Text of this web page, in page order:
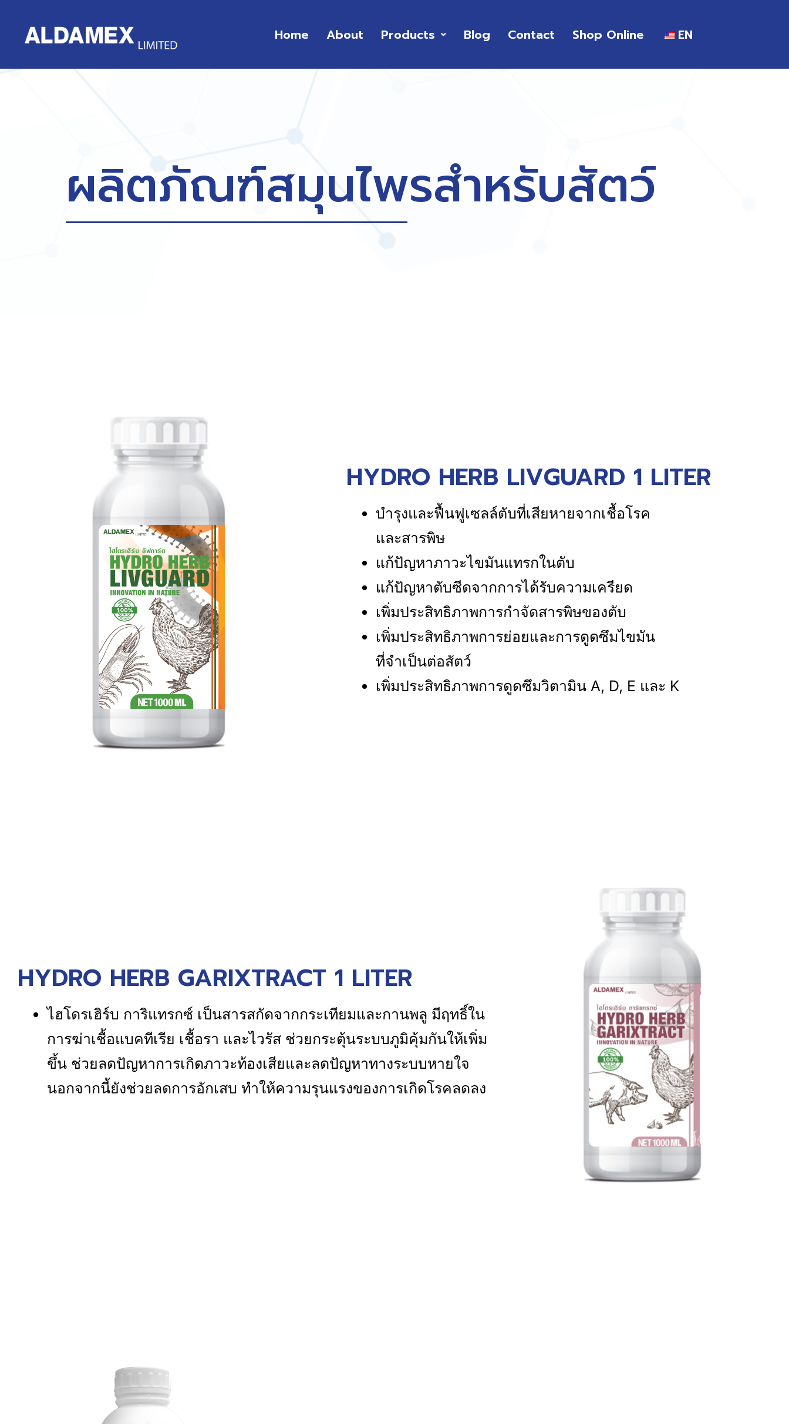
Home About Products Blog Contact Shop Online EN
ผลิตภัณฑ์สมุนไพรสำหรับสัตว์
HYDRO HERB LIVGUARD 1 LITER
บำรุงและฟื้นฟูเซลล์ตับที่เสียหายจากเชื้อโรค
และสารพิษ
แก้ปัญหาภาวะไขมันแทรกในตับ
แก้ปัญหาตับซีดจากการได้รับความเครียด
เพิ่มประสิทธิภาพการกำจัดสารพิษของตับ
เพิ่มประสิทธิภาพการย่อยและการดูดซึมไขมัน
ที่จำเป็นต่อสัตว์
เพิ่มประสิทธิภาพการดูดซึมวิตามิน A, D, E และ K
HYDRO HERB GARIXTRACT 1 LITER
ไฮโดรเฮิร์บ การิแทรกซ์ เป็นสารสกัดจากกระเทียมและกานพลู มีฤทธิ์ใน
การฆ่าเชื้อแบคทีเรีย เชื้อรา และไวรัส ช่วยกระตุ้นระบบภูมิคุ้มกันให้เพิ่ม
ขึ้น ช่วยลดปัญหาการเกิดภาวะท้องเสียและลดปัญหาทางระบบหายใจ
นอกจากนี้ยังช่วยลดการอักเสบ ทำให้ความรุนแรงของการเกิดโรคลดลง